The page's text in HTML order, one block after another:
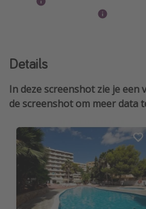
Details
In deze screenshot zie je
de screenshot om meer data